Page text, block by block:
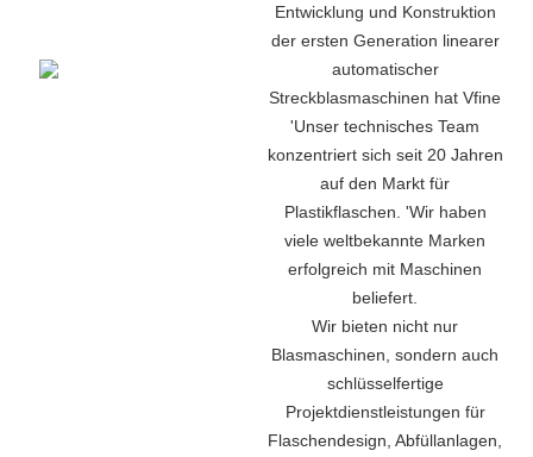
Entwicklung und Konstruktion
der ersten Generation linearer
automatischer
Streckblasmaschinen hat Vfine
'Unser technisches Team
konzentriert sich seit 20 Jahren
auf den Markt für
Plastikflaschen. 'Wir haben
viele weltbekannte Marken
erfolgreich mit Maschinen
beliefert.
Wir bieten nicht nur
Blasmaschinen, sondern auch
schlüsselfertige
Projektdienstleistungen für
Flaschendesign, Abfüllanlagen,